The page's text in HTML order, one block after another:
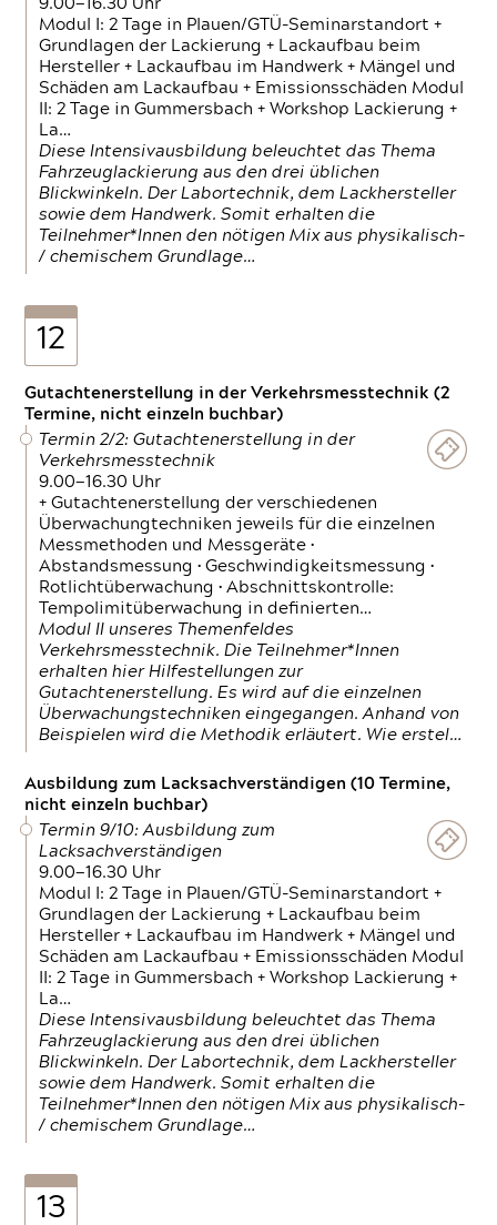
9.00—16.30 Uhr
Modul I: 2 Tage in Plauen/GTÜ-Seminarstandort +
Grundlagen der Lackierung + Lackaufbau beim
Hersteller + Lackaufbau im Handwerk + Mängel und
Schäden am Lackaufbau + Emissionsschäden Modul
II: 2 Tage in Gummersbach + Workshop Lackierung +
La…
Diese Intensivausbildung beleuchtet das Thema
Fahrzeuglackierung aus den drei üblichen
Blickwinkeln. Der Labortechnik, dem Lackhersteller
sowie dem Handwerk. Somit erhalten die
Teilnehmer*Innen den nötigen Mix aus physikalisch-
/ chemischem Grundlage…
12
Gutachtenerstellung in der Verkehrsmesstechnik (2
Termine, nicht einzeln buchbar)
Termin 2/2: Gutachtenerstellung in der
Verkehrsmesstechnik
9.00—16.30 Uhr
+ Gutachtenerstellung der verschiedenen
Überwachungtechniken jeweils für die einzelnen
Messmethoden und Messgeräte •
Abstandsmessung • Geschwindigkeitsmessung •
Rotlichtüberwachung • Abschnittskontrolle:
Tempolimitüberwachung in definierten…
Modul II unseres Themenfeldes
Verkehrsmesstechnik. Die Teilnehmer*Innen
erhalten hier Hilfestellungen zur
Gutachtenerstellung. Es wird auf die einzelnen
Überwachungstechniken eingegangen. Anhand von
Beispielen wird die Methodik erläutert. Wie erstel…
Ausbildung zum Lacksachverständigen (10 Termine,
nicht einzeln buchbar)
Termin 9/10: Ausbildung zum
Lacksachverständigen
9.00—16.30 Uhr
Modul I: 2 Tage in Plauen/GTÜ-Seminarstandort +
Grundlagen der Lackierung + Lackaufbau beim
Hersteller + Lackaufbau im Handwerk + Mängel und
Schäden am Lackaufbau + Emissionsschäden Modul
II: 2 Tage in Gummersbach + Workshop Lackierung +
La…
Diese Intensivausbildung beleuchtet das Thema
Fahrzeuglackierung aus den drei üblichen
Blickwinkeln. Der Labortechnik, dem Lackhersteller
sowie dem Handwerk. Somit erhalten die
Teilnehmer*Innen den nötigen Mix aus physikalisch-
/ chemischem Grundlage…
13